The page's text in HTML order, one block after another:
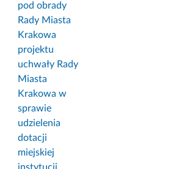
pod obrady
Rady Miasta
Krakowa
projektu
uchwały Rady
Miasta
Krakowa w
sprawie
udzielenia
dotacji
miejskiej